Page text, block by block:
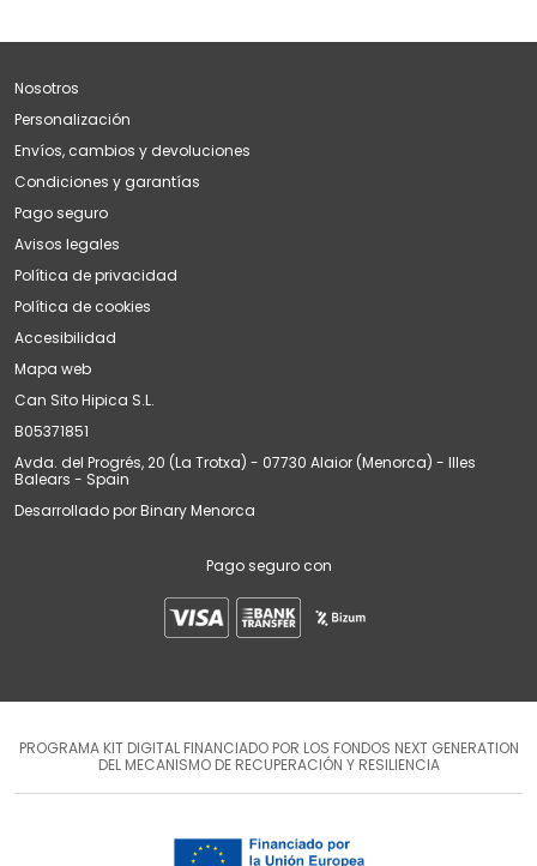
Nosotros
Personalización
Envíos, cambios y devoluciones
Condiciones y garantías
Pago seguro
Avisos legales
Política de privacidad
Política de cookies
Accesibilidad
Mapa web
Can Sito Hipica S.L.
B05371851
Avda. del Progrés, 20 (La Trotxa) - 07730 Alaior (Menorca) - Illes
Balears - Spain
Desarrollado porBinary Menorca
Pago seguro con
PROGRAMA KIT DIGITAL FINANCIADO POR LOS FONDOS NEXT GENERATION
DEL MECANISMO DE RECUPERACIÓN Y RESILIENCIA